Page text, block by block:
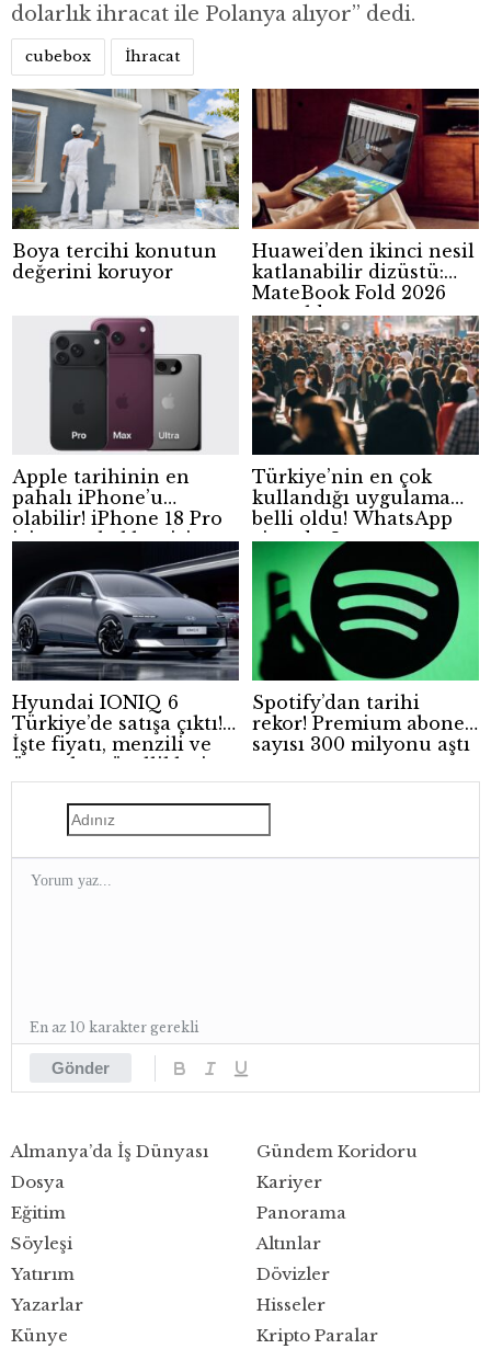
dolarlık ihracat ile Polanya alıyor” dedi.
cubebox İhracat
Boya tercihi konutun
değerini koruyor
Huawei’den ikinci nesil
katlanabilir dizüstü:
MateBook Fold 2026
tanıtıldı
Apple tarihinin en
pahalı iPhone’u
olabilir! iPhone 18 Pro
için zam beklentisi
Türkiye’nin en çok
kullandığı uygulama
belli oldu! WhatsApp
zirvede, Instagram
geride kaldı
Hyundai IONIQ 6
Türkiye’de satışa çıktı!
İşte fiyatı, menzili ve
öne çıkan özellikleri
Spotify’dan tarihi
rekor! Premium abone
sayısı 300 milyonu aştı
Gönder
En az 10 karakter gerekli
Almanya’da İş Dünyası
Dosya
Eğitim
Gündem Koridoru
Kariyer
Panorama
Söyleşi
Yatırım
Yazarlar
Künye
Altınlar
Dövizler
Hisseler
Kripto Paralar